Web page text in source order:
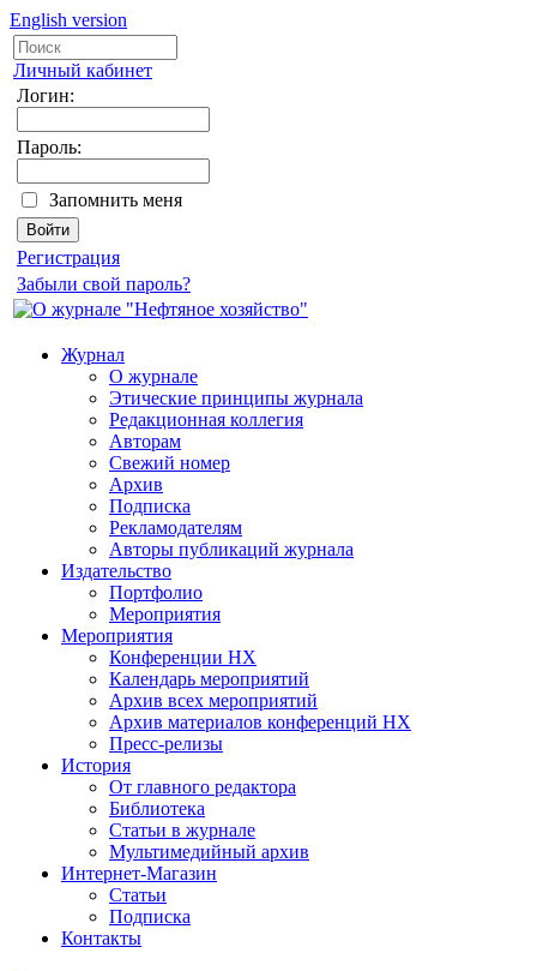
English version
Личный кабинет
Логин:
Пароль:
Запомнить меня
Регистрация
Забыли свой пароль?
Журнал
О журнале
Этические принципы журнала
Редакционная коллегия
Авторам
Свежий номер
Архив
Подписка
Рекламодателям
Авторы публикаций журнала
Издательство
Портфолио
Мероприятия
Мероприятия
Конференции НХ
Календарь мероприятий
Архив всех мероприятий
Архив материалов конференций НХ
Пресс-релизы
История
От главного редактора
Библиотека
Статьи в журнале
Мультимедийный архив
Интернет-Магазин
Статьи
Подписка
Контакты